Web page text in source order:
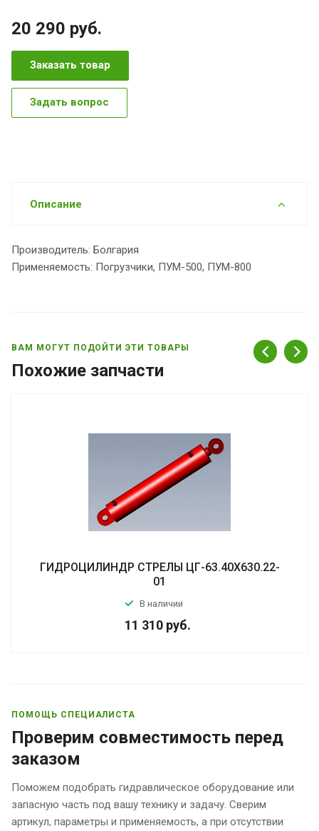
20 290 руб.
Заказать товар
Задать вопрос
Описание
Производитель: Болгария
Применяемость: Погрузчики, ПУМ-500, ПУМ-800
ВАМ МОГУТ ПОДОЙТИ ЭТИ ТОВАРЫ
Похожие запчасти
ГИДРОЦИЛИНДР СТРЕЛЫ ЦГ-63.40Х630.22-
01
В наличии
11 310 руб.
ПОМОЩЬ СПЕЦИАЛИСТА
Проверим совместимость перед
заказом
Поможем подобрать гидравлическое оборудование или
запасную часть под вашу технику и задачу. Сверим
артикул, параметры и применяемость, а при отсутствии